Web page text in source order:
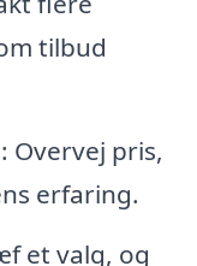
tilbud
Overvej pris,
erfaring.
et valg, og